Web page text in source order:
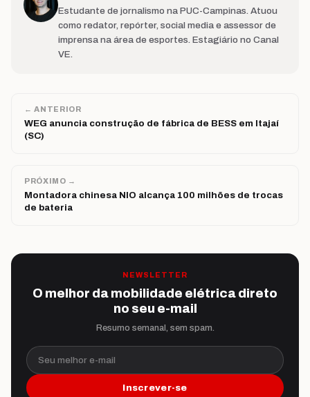
Estudante de jornalismo na PUC-Campinas. Atuou
como redator, repórter, social media e assessor de
imprensa na área de esportes. Estagiário no Canal
VE.
← ANTERIOR
WEG anuncia construção de fábrica de BESS em Itajaí
(SC)
PRÓXIMO →
Montadora chinesa NIO alcança 100 milhões de trocas
de bateria
NEWSLETTER
O melhor da mobilidade elétrica direto
no seu e-mail
Resumo semanal, sem spam.
Seu melhor e-mail
Inscrever-se